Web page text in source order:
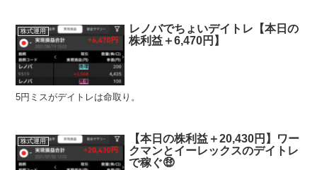
株式運用
レノバでちょいデイトレ【本日の
株利益＋6,470円】
5円ミスがデイトレは命取り。
株式運用
【本日の株利益＋20,430円】ワー
クマンとイーレックスのデイトレ
で稼ぐ🤑